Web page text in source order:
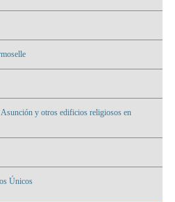
y otros edificios religiosos en
Únicos